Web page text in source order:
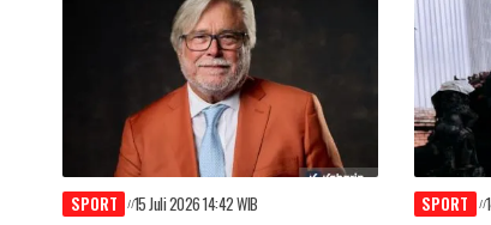
SPORT 15 Juli 2026 14:42 WIB SPORT